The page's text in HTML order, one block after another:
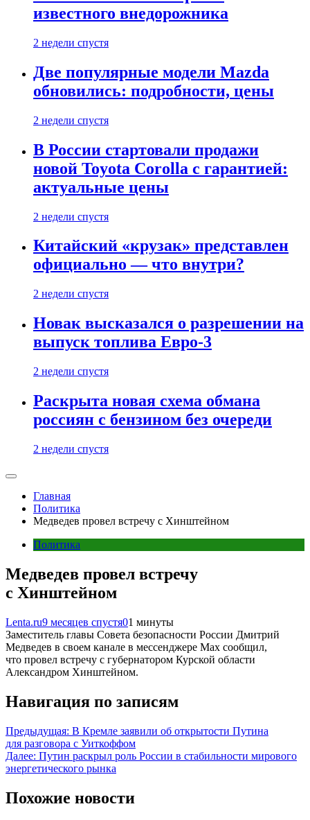
известного внедорожника
2 недели спустя
Две популярные модели Mazda
обновились: подробности, цены
2 недели спустя
В России стартовали продажи
новой Toyota Corolla с гарантией:
актуальные цены
2 недели спустя
Китайский «крузак» представлен
официально — что внутри?
2 недели спустя
Новак высказался о разрешении на
выпуск топлива Евро-3
2 недели спустя
Раскрыта новая схема обмана
россиян с бензином без очереди
2 недели спустя
Главная
Политика
Медведев провел встречу с Хинштейном
Политика
Медведев провел встречу
с Хинштейном
Lenta.ru9 месяцев спустя01 минуты
Заместитель главы Совета безопасности России Дмитрий
Медведев в своем канале в мессенджере Max сообщил,
что провел встречу с губернатором Курской области
Александром Хинштейном.
Навигация по записям
Предыдущая: В Кремле заявили об открытости Путина
для разговора с Уиткоффом
Далее: Путин раскрыл роль России в стабильности мирового
энергетического рынка
Похожие новости